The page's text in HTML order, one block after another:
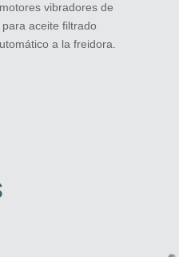
vibradores de
aceite filtrado
a la freidora.